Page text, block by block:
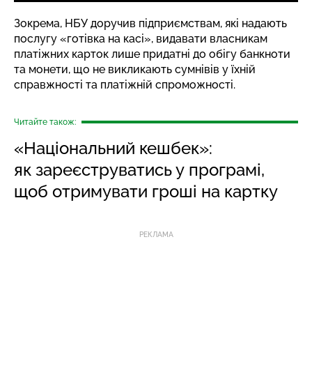
Зокрема, НБУ доручив підприємствам, які надають
послугу «готівка на касі», видавати власникам
платіжних карток лише придатні до обігу банкноти
та монети, що не викликають сумнівів у їхній
справжності та платіжній спроможності.
Читайте також:
«Національний кешбек»:
як зареєструватись у програмі,
щоб отримувати гроші на картку
РЕКЛАМА